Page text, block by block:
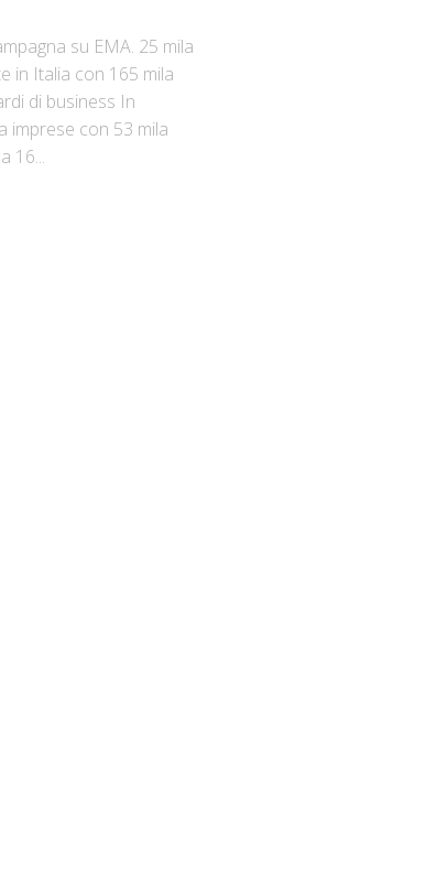
su EMA. 25 mila
in Italia con 165 mila
di business In
imprese con 53 mila
16...